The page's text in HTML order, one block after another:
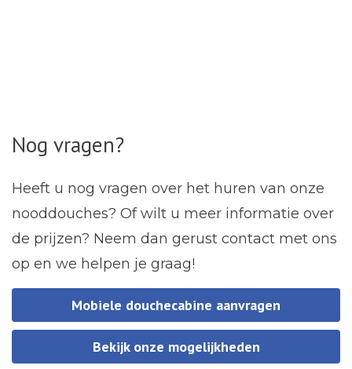
Nog vragen?
Heeft u nog vragen over het huren van onze
nooddouches? Of wilt u meer informatie over
de prijzen? Neem dan gerust contact met ons
op en we helpen je graag!
Mobiele douchecabine aanvragen
Bekijk onze mogelijkheden